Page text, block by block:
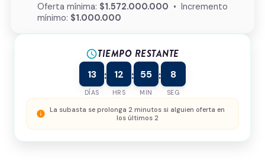
Tipo de inmueble *
¿Cómo podemos ayudarte?
0/500
política de privacidady el
datos*
Oferta mínima: $1.572.000.000 • Incremento
mínimo: $1.000.000
scheduleTIEMPO RESTANTE
13
DÍAS
: 12
HRS
: 55
MIN
: 8
SEG
info La subasta se prolonga 2 minutos si alguien oferta en
los últimos 2